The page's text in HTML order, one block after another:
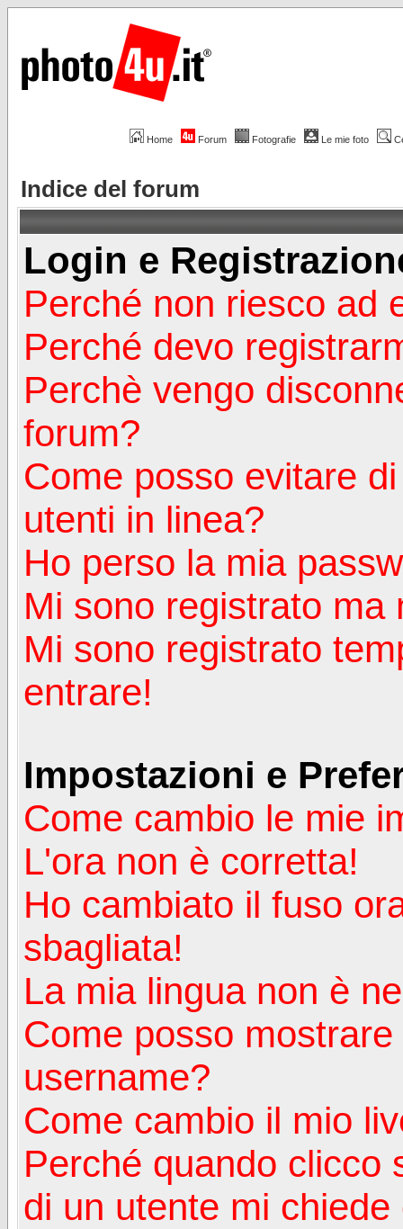
Home Forum Fotografie Le mie foto
Indice del forum
Login e
Perché non riesco ad
Perché devo
Perchè vengo
forum?
Come posso evitare
utenti in linea?
Ho perso la mia
Mi sono registrato ma
Mi sono registrato
entrare!
Impostazioni e
Come cambio le mie
L'ora non è corretta!
Ho cambiato il fuso
sbagliata!
La mia lingua non è
Come posso
username?
Come cambio il mio
Perché quando clicco
di un utente mi